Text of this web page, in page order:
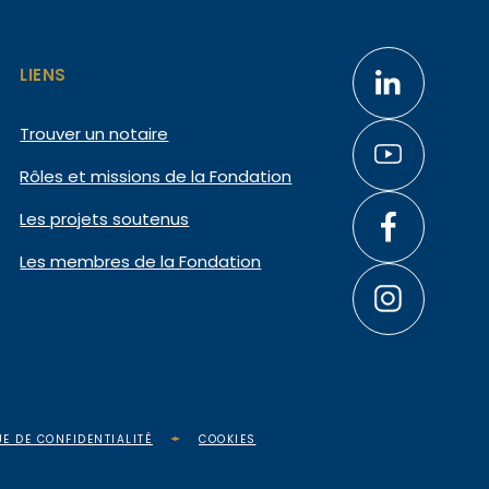
LIENS
Trouver un notaire
Rôles et missions de la Fondation
Les projets soutenus
Les membres de la Fondation
DE CONFIDENTIALITÉ COOKIES